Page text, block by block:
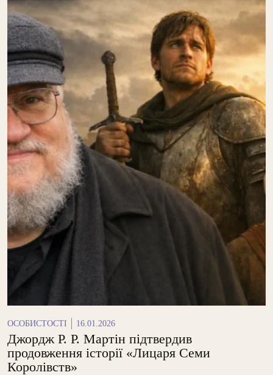
ОСОБИСТОСТІ 16.01.2026
Джордж Р. Р. Мартін підтвердив
продовження історії «Лицаря Семи
Королівств»